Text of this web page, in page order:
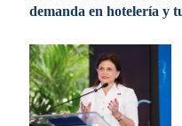
demanda en hotelería y